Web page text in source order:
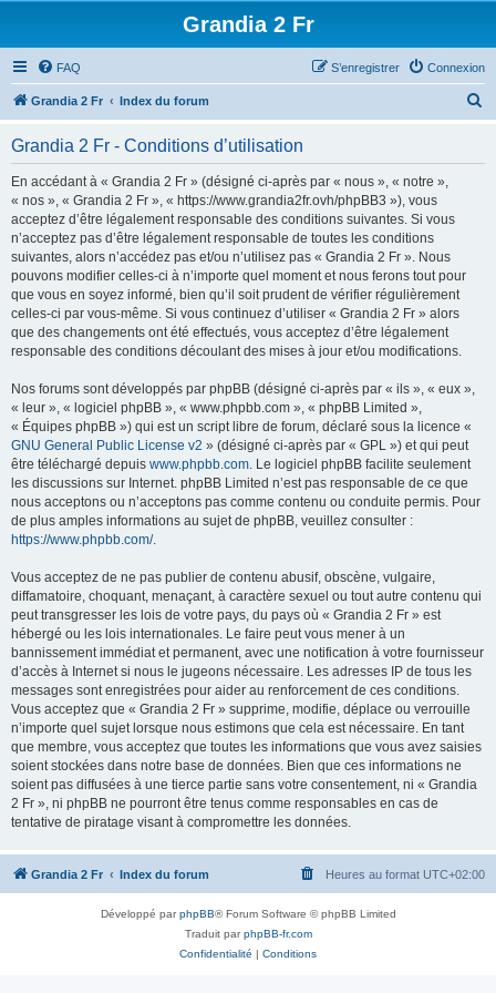
Grandia 2 Fr
FAQ Connexion
S’enregistrer
Grandia 2 Fr Index du forum
Grandia 2 Fr - Conditions d’utilisation
En accédant à « Grandia 2 Fr » (désigné ci-après par « nous », « notre »,
« nos », « Grandia 2 Fr », « https://www.grandia2fr.ovh/phpBB3 »), vous
acceptez d’être légalement responsable des conditions suivantes. Si vous
n’acceptez pas d’être légalement responsable de toutes les conditions
suivantes, alors n’accédez pas et/ou n’utilisez pas « Grandia 2 Fr ». Nous
pouvons modifier celles-ci à n’importe quel moment et nous ferons tout pour
que vous en soyez informé, bien qu’il soit prudent de vérifier régulièrement
celles-ci par vous-même. Si vous continuez d’utiliser « Grandia 2 Fr » alors
que des changements ont été effectués, vous acceptez d’être légalement
responsable des conditions découlant des mises à jour et/ou modifications.
Nos forums sont développés par phpBB (désigné ci-après par « ils », « eux »,
« leur », « logiciel phpBB », « www.phpbb.com », « phpBB Limited »,
« Équipes phpBB ») qui est un script libre de forum, déclaré sous la licence «
GNU General Public License v2 » (désigné ci-après par « GPL ») et qui peut
être téléchargé depuis www.phpbb.com. Le logiciel phpBB facilite seulement
les discussions sur Internet. phpBB Limited n’est pas responsable de ce que
nous acceptons ou n’acceptons pas comme contenu ou conduite permis. Pour
de plus amples informations au sujet de phpBB, veuillez consulter :
https://www.phpbb.com/.
Vous acceptez de ne pas publier de contenu abusif, obscène, vulgaire,
diffamatoire, choquant, menaçant, à caractère sexuel ou tout autre contenu qui
peut transgresser les lois de votre pays, du pays où « Grandia 2 Fr » est
hébergé ou les lois internationales. Le faire peut vous mener à un
bannissement immédiat et permanent, avec une notification à votre fournisseur
d’accès à Internet si nous le jugeons nécessaire. Les adresses IP de tous les
messages sont enregistrées pour aider au renforcement de ces conditions.
Vous acceptez que « Grandia 2 Fr » supprime, modifie, déplace ou verrouille
n’importe quel sujet lorsque nous estimons que cela est nécessaire. En tant
que membre, vous acceptez que toutes les informations que vous avez saisies
soient stockées dans notre base de données. Bien que ces informations ne
soient pas diffusées à une tierce partie sans votre consentement, ni « Grandia
2 Fr », ni phpBB ne pourront être tenus comme responsables en cas de
tentative de piratage visant à compromettre les données.
Grandia 2 Fr Index du forum Heures au format UTC+02:00
Développé parphpBB® Forum Software © phpBB Limited
Traduit parphpBB-fr.com
Confidentialité | Conditions